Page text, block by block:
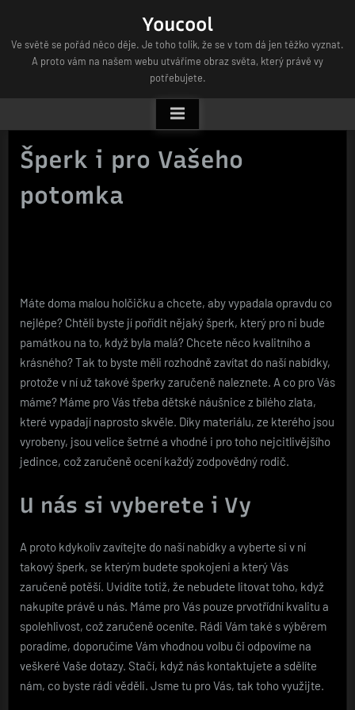
content
Youcool
Ve světě se pořád něco děje. Je toho tolik, že se v tom dá jen těžko vyznat.
A proto vám na našem webu utváříme obraz světa, který právě vy
potřebujete.
Šperk i pro Vašeho
potomka
Máte doma malou holčičku a chcete, aby vypadala opravdu co
nejlépe? Chtěli byste jí pořídit nějaký šperk, který pro ni bude
památkou na to, když byla malá? Chcete něco kvalitního a
krásného? Tak to byste měli rozhodně zavítat do naší nabídky,
protože v ní už takové šperky zaručeně naleznete. A co pro Vás
máme? Máme pro Vás třeba dětské náušnice z bílého zlata,
které vypadají naprosto skvěle. Díky materiálu, ze kterého jsou
vyrobeny, jsou velice šetrné a vhodné i pro toho nejcitlivějšího
jedince, což zaručeně ocení každý zodpovědný rodič.
U nás si vyberete i Vy
A proto kdykoliv zavítejte do naší nabídky a vyberte si v ní
takový šperk, se kterým budete spokojeni a který Vás
zaručeně potěší. Uvidíte totiž, že nebudete litovat toho, když
nakupíte právě u nás. Máme pro Vás pouze prvotřídní kvalitu a
spolehlivost, což zaručeně oceníte. Rádi Vám také s výběrem
poradíme, doporučíme Vám vhodnou volbu či odpovíme na
veškeré Vaše dotazy. Stačí, když nás kontaktujete a sdělíte
nám, co byste rádi věděli. Jsme tu pro Vás, tak toho využijte.